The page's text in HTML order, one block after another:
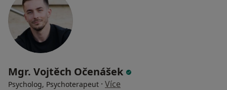
Mgr. Vojtěch Očenášek
Psycholog, Psychoterapeut · Více